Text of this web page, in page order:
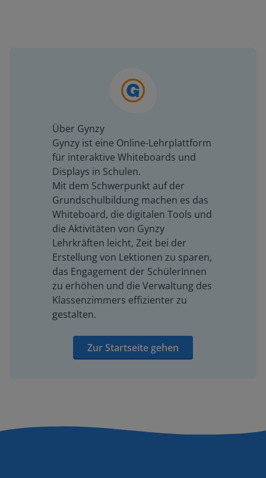
Über Gynzy
Gynzy ist eine Online-Lehrplattform
für interaktive Whiteboards und
Displays in Schulen.
Mit dem Schwerpunkt auf der
Grundschulbildung machen es das
Whiteboard, die digitalen Tools und
die Aktivitäten von Gynzy
Lehrkräften leicht, Zeit bei der
Erstellung von Lektionen zu sparen,
das Engagement der SchülerInnen
zu erhöhen und die Verwaltung des
Klassenzimmers effizienter zu
gestalten.
Zur Startseite gehen